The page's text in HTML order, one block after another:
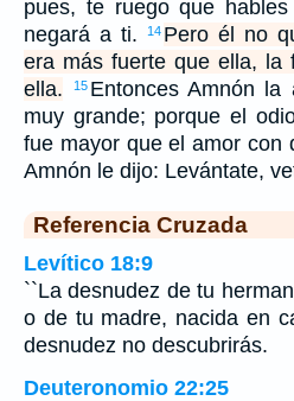
pues, te ruego que
negará a ti.
14 Pero él no
era más fuerte que ella, la
ella.
15 Entonces Amnón
muy grande; porque el
fue mayor que el amor con
Amnón le dijo: Levántate,
Referencia Cruzada
Levítico 18:9
``La desnudez de tu
o de tu madre, nacida en
desnudez no descubrirás.
Deuteronomio 22:25